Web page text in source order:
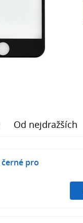
Od nejdražších
pro